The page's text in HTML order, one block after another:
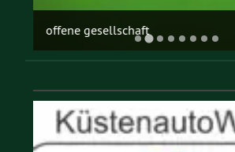
offene gesellschaft